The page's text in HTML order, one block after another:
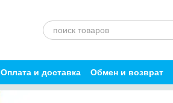
Оплата и доставка Обмен и возврат